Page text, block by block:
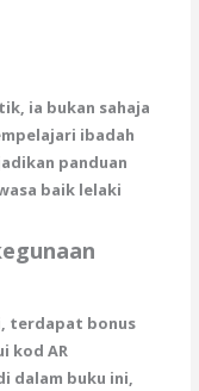
ia bukan sahaja
ibadah
panduan
baik lelaki
terdapat bonus
kod AR
dalam buku ini,